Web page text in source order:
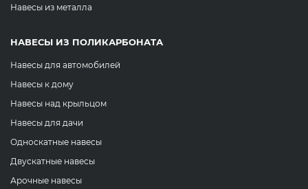
Навесы из металла
НАВЕСЫ ИЗ ПОЛИКАРБОНАТА
Навесы для автомобилей
Навесы к дому
Навесы над крыльцом
Навесы для дачи
Односкатные навесы
Двускатные навесы
Арочные навесы